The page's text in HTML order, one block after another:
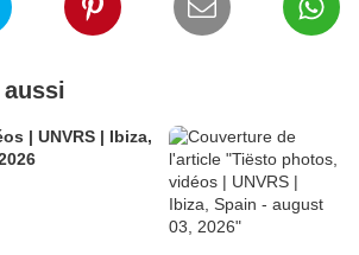
aussi
| UNVRS | Ibiza,